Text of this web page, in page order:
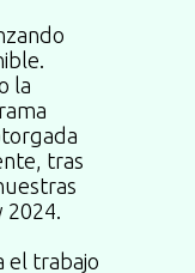
la
tras
2024.
el trabajo